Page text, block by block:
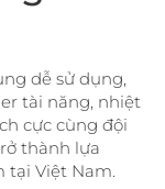
dễ sử dụng,
tài năng, nhiệt
cực cùng đội
thành lựa
tại Việt Nam.